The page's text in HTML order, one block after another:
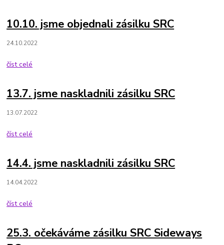
10.10. jsme objednali zásilku SRC
24.10.2022
číst celé
13.7. jsme naskladnili zásilku SRC
13.07.2022
číst celé
14.4. jsme naskladnili zásilku SRC
14.04.2022
číst celé
25.3. očekáváme zásilku SRC Sideways